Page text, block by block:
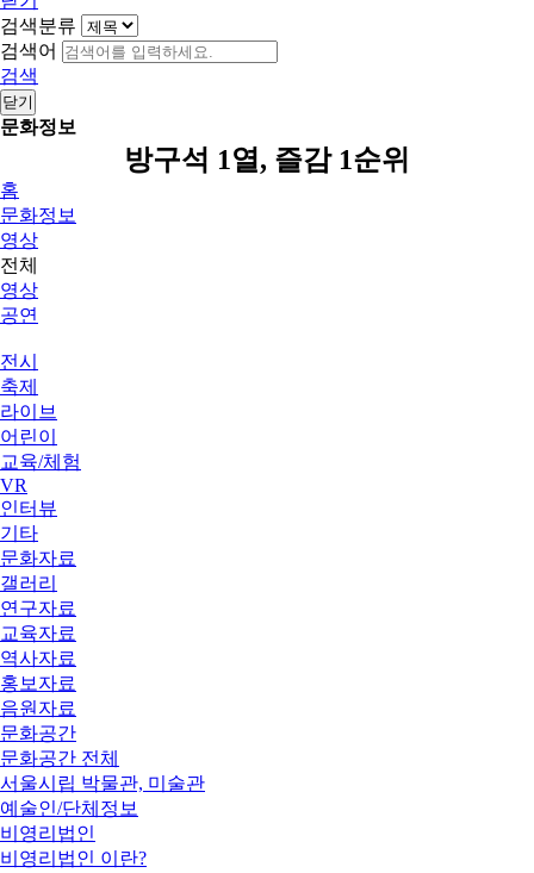
검색분류
검색어
검색
닫기
문화정보
방구석 1열, 즐감 1순위
홈
문화정보
영상
전체
영상
공연
전시
축제
라이브
어린이
교육/체험
VR
인터뷰
기타
문화자료
갤러리
연구자료
교육자료
역사자료
홍보자료
음원자료
문화공간
문화공간 전체
서울시립 박물관, 미술관
예술인/단체정보
비영리법인
비영리법인 이란?